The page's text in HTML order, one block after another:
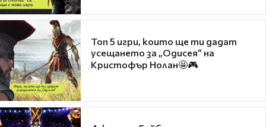
Топ 5 игри, които ще ти дадат
усещането за „Одисея“ на
Кристофър Нолан🤩🎮